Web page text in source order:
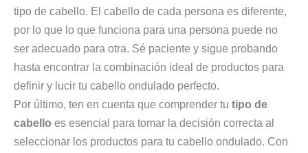
tipo de cabello. El cabello de cada persona es diferente,
por lo que lo que funciona para una persona puede no
ser adecuado para otra. Sé paciente y sigue probando
hasta encontrar la combinación ideal de productos para
definir y lucir tu cabello ondulado perfecto.
Por último, ten en cuenta que comprender tu tipo de
cabello es esencial para tomar la decisión correcta al
seleccionar los productos para tu cabello ondulado. Con